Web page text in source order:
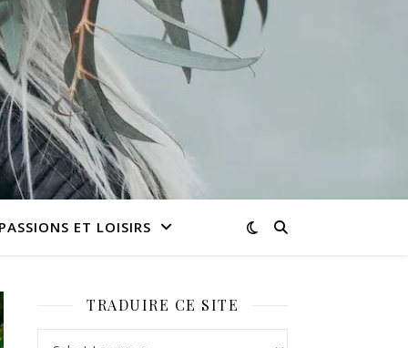
ET LOISIRS
TRADUIRE CE SITE